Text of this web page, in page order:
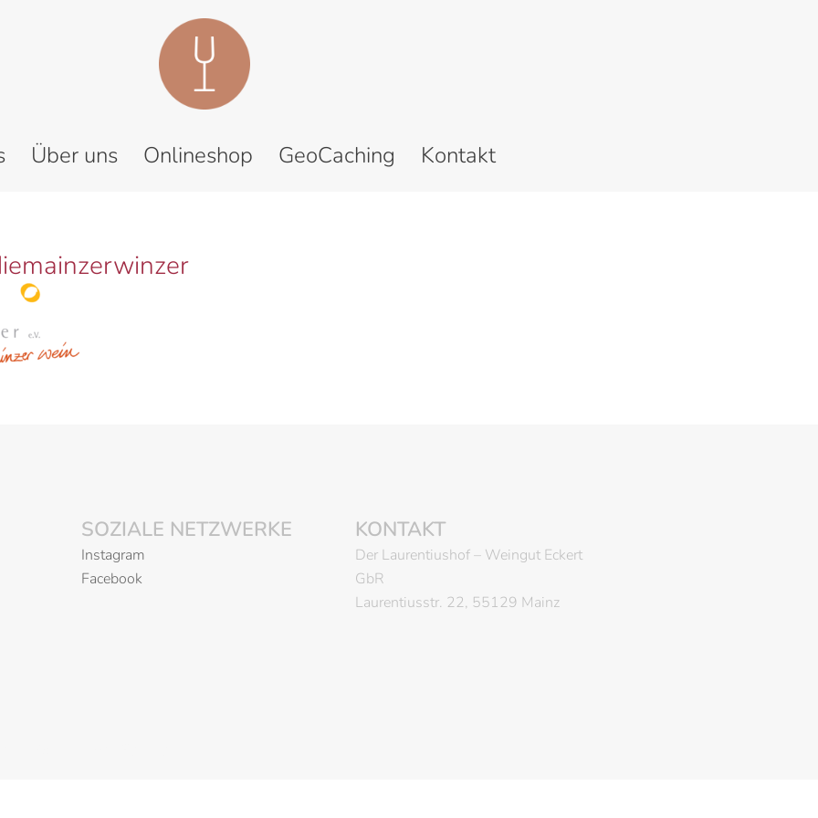
Über uns Onlineshop GeoCaching Kontakt
SOZIALE NETZWERKE
Instagram
Facebook
KONTAKT
Der Laurentiushof – Weingut Eckert
GbR
Laurentiusstr. 22, 55129 Mainz